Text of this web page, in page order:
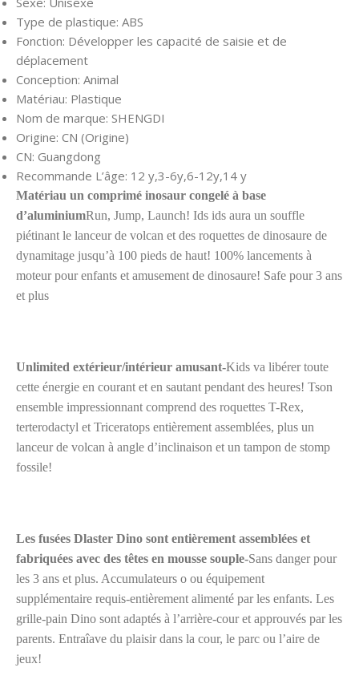
Type de plastique: ABS
Fonction: Développer les capacité de saisie et de
déplacement
Conception: Animal
Matériau: Plastique
Nom de marque: SHENGDI
Origine: CN (Origine)
CN: Guangdong
Recommande L’âge: 12 y,3-6y,6-12y,14 y
Matériau un comprimé inosaur congelé à base
d’aluminiumRun, Jump, Launch! Ids ids aura un souffle
piétinant le lanceur de volcan et des roquettes de dinosaure de
dynamitage jusqu’à 100 pieds de haut! 100% lancements à
moteur pour enfants et amusement de dinosaure! Safe pour 3 ans
et plus
Unlimited extérieur/intérieur amusant-Kids va libérer toute
cette énergie en courant et en sautant pendant des heures! Tson
ensemble impressionnant comprend des roquettes T-Rex,
terterodactyl et Triceratops entièrement assemblées, plus un
lanceur de volcan à angle d’inclinaison et un tampon de stomp
fossile!
Les fusées Dlaster Dino sont entièrement assemblées et
fabriquées avec des têtes en mousse souple-Sans danger pour
les 3 ans et plus. Accumulateurs o ou équipement
supplémentaire requis-entièrement alimenté par les enfants. Les
grille-pain Dino sont adaptés à l’arrière-cour et approuvés par les
parents. Entraîave du plaisir dans la cour, le parc ou l’aire de
jeux!